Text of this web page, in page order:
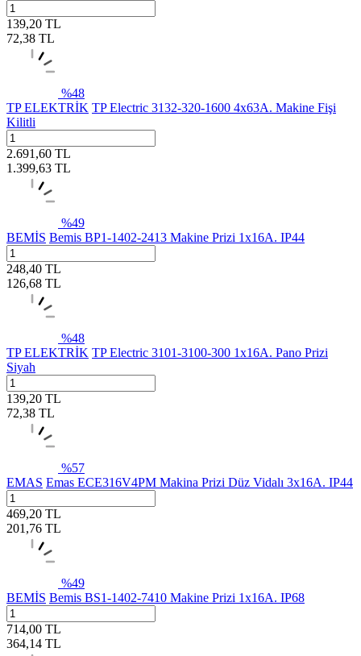
139,20 TL
72,38 TL
%48
TP ELEKTRİK TP Electric 3132-320-1600 4x63A. Makine Fişi
Kilitli
2.691,60 TL
1.399,63 TL
%49
BEMİS Bemis BP1-1402-2413 Makine Prizi 1x16A. IP44
248,40 TL
126,68 TL
%48
TP ELEKTRİK TP Electric 3101-3100-300 1x16A. Pano Prizi
Siyah
139,20 TL
72,38 TL
%57
EMAS Emas ECE316V4PM Makina Prizi Düz Vidalı 3x16A. IP44
469,20 TL
201,76 TL
%49
BEMİS Bemis BS1-1402-7410 Makine Prizi 1x16A. IP68
714,00 TL
364,14 TL